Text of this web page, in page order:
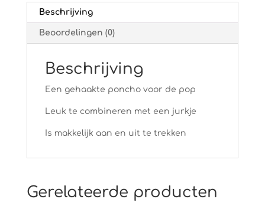
Beschrijving
Beoordelingen (0)
Beschrijving
Een gehaakte poncho voor de pop
Leuk te combineren met een jurkje
Is makkelijk aan en uit te trekken
Gerelateerde producten